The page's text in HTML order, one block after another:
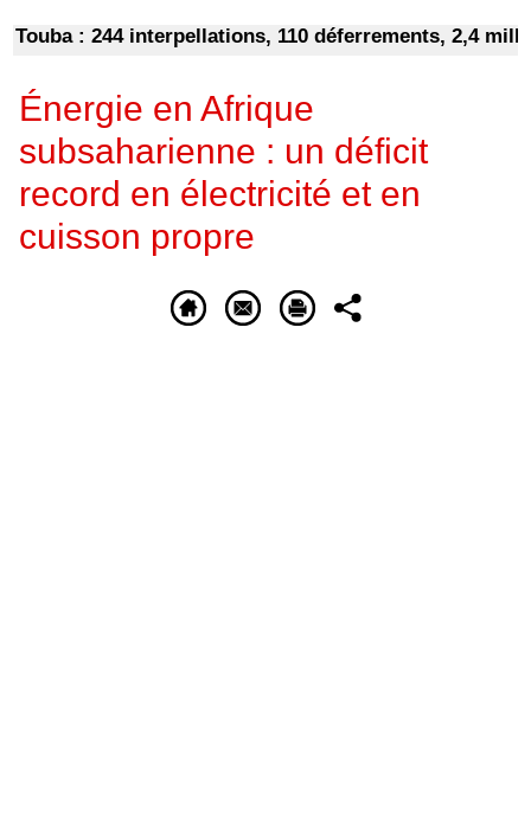
: 244 interpellations, 110 déferrements, 2,4 millions
Énergie en Afrique
subsaharienne : un déficit
record en électricité et en
cuisson propre